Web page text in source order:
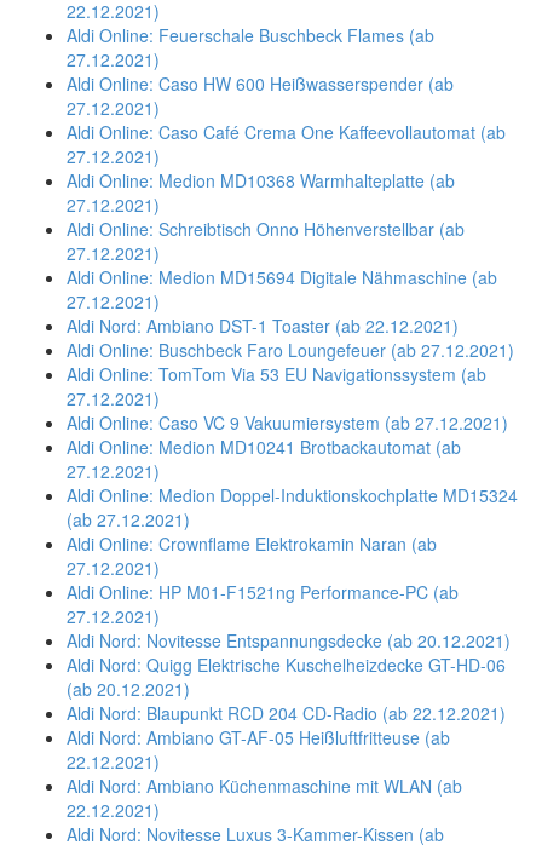
22.12.2021)
Aldi Online: Feuerschale Buschbeck Flames (ab
27.12.2021)
Aldi Online: Caso HW 600 Heißwasserspender (ab
27.12.2021)
Aldi Online: Caso Café Crema One Kaffeevollautomat (ab
27.12.2021)
Aldi Online: Medion MD10368 Warmhalteplatte (ab
27.12.2021)
Aldi Online: Schreibtisch Onno Höhenverstellbar (ab
27.12.2021)
Aldi Online: Medion MD15694 Digitale Nähmaschine (ab
27.12.2021)
Aldi Nord: Ambiano DST-1 Toaster (ab 22.12.2021)
Aldi Online: Buschbeck Faro Loungefeuer (ab 27.12.2021)
Aldi Online: TomTom Via 53 EU Navigationssystem (ab
27.12.2021)
Aldi Online: Caso VC 9 Vakuumiersystem (ab 27.12.2021)
Aldi Online: Medion MD10241 Brotbackautomat (ab
27.12.2021)
Aldi Online: Medion Doppel-Induktionskochplatte MD15324
(ab 27.12.2021)
Aldi Online: Crownflame Elektrokamin Naran (ab
27.12.2021)
Aldi Online: HP M01-F1521ng Performance-PC (ab
27.12.2021)
Aldi Nord: Novitesse Entspannungsdecke (ab 20.12.2021)
Aldi Nord: Quigg Elektrische Kuschelheizdecke GT-HD-06
(ab 20.12.2021)
Aldi Nord: Blaupunkt RCD 204 CD-Radio (ab 22.12.2021)
Aldi Nord: Ambiano GT-AF-05 Heißluftfritteuse (ab
22.12.2021)
Aldi Nord: Ambiano Küchenmaschine mit WLAN (ab
22.12.2021)
Aldi Nord: Novitesse Luxus 3-Kammer-Kissen (ab